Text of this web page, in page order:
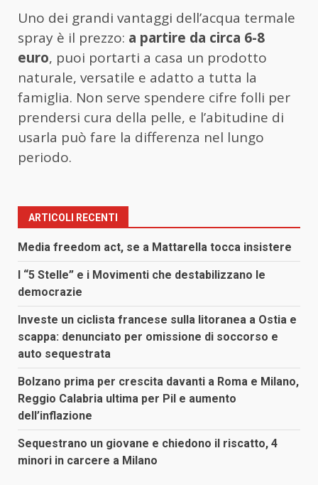
Uno dei grandi vantaggi dell’acqua termale
spray è il prezzo: a partire da circa 6-8
euro, puoi portarti a casa un prodotto
naturale, versatile e adatto a tutta la
famiglia. Non serve spendere cifre folli per
prendersi cura della pelle, e l’abitudine di
usarla può fare la differenza nel lungo
periodo.
ARTICOLI RECENTI
Media freedom act, se a Mattarella tocca insistere
I “5 Stelle” e i Movimenti che destabilizzano le
democrazie
Investe un ciclista francese sulla litoranea a Ostia e
scappa: denunciato per omissione di soccorso e
auto sequestrata
Bolzano prima per crescita davanti a Roma e Milano,
Reggio Calabria ultima per Pil e aumento
dell’inflazione
Sequestrano un giovane e chiedono il riscatto, 4
minori in carcere a Milano